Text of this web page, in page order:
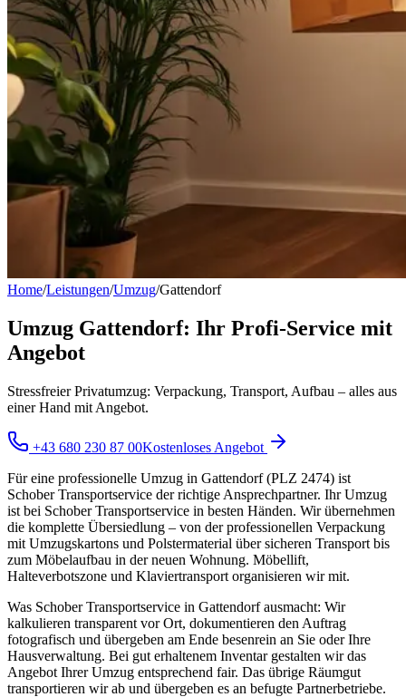
Home/Leistungen/Umzug/Gattendorf
Umzug Gattendorf: Ihr Profi-Service mit
Angebot
Stressfreier Privatumzug: Verpackung, Transport, Aufbau – alles aus
einer Hand mit Angebot.
+43 680 230 87 00Kostenloses Angebot
Für eine professionelle Umzug in Gattendorf (PLZ 2474) ist
Schober Transportservice der richtige Ansprechpartner. Ihr Umzug
ist bei Schober Transportservice in besten Händen. Wir übernehmen
die komplette Übersiedlung – von der professionellen Verpackung
mit Umzugskartons und Polstermaterial über sicheren Transport bis
zum Möbelaufbau in der neuen Wohnung. Möbellift,
Halteverbotszone und Klaviertransport organisieren wir mit.
Was Schober Transportservice in Gattendorf ausmacht: Wir
kalkulieren transparent vor Ort, dokumentieren den Auftrag
fotografisch und übergeben am Ende besenrein an Sie oder Ihre
Hausverwaltung. Bei gut erhaltenem Inventar gestalten wir das
Angebot Ihrer Umzug entsprechend fair. Das übrige Räumgut
transportieren wir ab und übergeben es an befugte Partnerbetriebe.